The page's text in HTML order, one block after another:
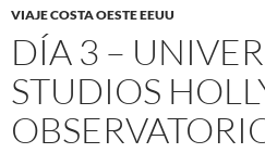
VIAJE COSTA OESTE EEUU
DÍA 3 –
STUDIOS